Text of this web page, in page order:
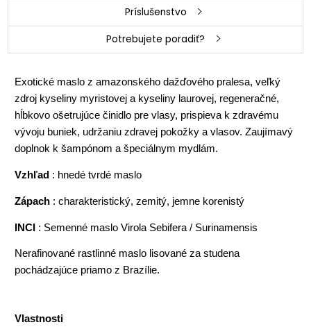
Príslušenstvo
Potrebujete poradiť?
Exotické maslo z amazonského dažďového pralesa, veľký
zdroj kyseliny myristovej a kyseliny laurovej, regeneračné,
hĺbkovo ošetrujúce činidlo pre vlasy, prispieva k zdravému
vývoju buniek, udržaniu zdravej pokožky a vlasov. Zaujímavý
doplnok k šampónom a špeciálnym mydlám.
Vzhľad : hnedé tvrdé maslo
Zápach : charakteristický, zemitý, jemne korenistý
INCI : Semenné maslo Virola Sebifera / Surinamensis
Nerafinované rastlinné maslo lisované za studena
pochádzajúce priamo z Brazílie.
Vlastnosti